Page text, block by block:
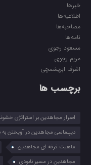
خبرها
اطلاعیه‌ها
مصاحبه‌ها
نامه‌ها
مسعود رجوی
مریم رجوی
اشرف ابریشمچی
برچسب ها
اصرار مجاهدین بر استراتژی
دیپلماسی مجاهدین در آویختن به
ماهیت فرقه ای مجاهدین
مجاهدین در مسیر نابودی